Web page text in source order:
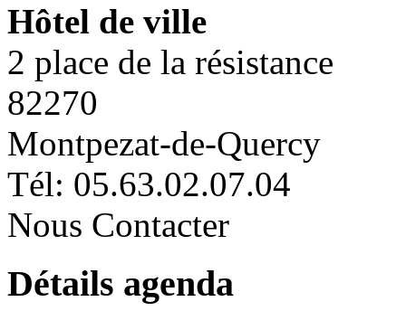
Hôtel de ville
2 place de la résistance
82270
Montpezat-de-Quercy
Tél: 05.63.02.07.04
Nous Contacter
Détails agenda